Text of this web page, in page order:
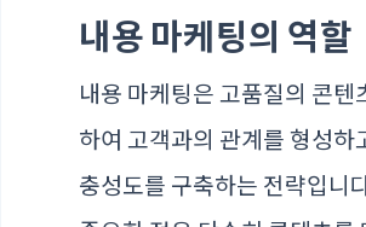
내용 마케팅의 역할
내용 마케팅은 고품질의 콘텐
하여 고객과의 관계를 형성하
충성도를 구축하는 전략입니